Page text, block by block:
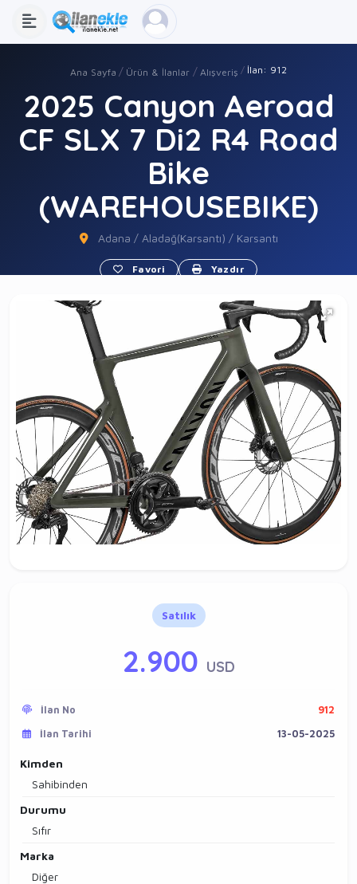
Ana Sayfa Ürün & İlanlar Alışveriş İlan: 912
2025 Canyon Aeroad
CF SLX 7 Di2 R4 Road
Bike
(WAREHOUSEBIKE)
Adana / Aladağ(Karsantı) / Karsantı
Favori Yazdır
Satılık
2.900 USD
İlan No
912
İlan Tarihi
13-05-2025
Kimden
Sahibinden
Durumu
Sıfır
Marka
Diğer